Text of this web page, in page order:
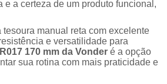
e a certeza de um produto funcional,
tesoura manual reta com excelente
e versatilidade para
170 mm da Vonder é a opção
sua rotina com mais praticidade e